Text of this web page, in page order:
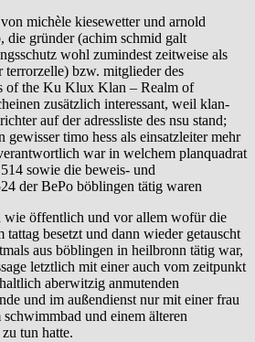
michèle kiesewetter und arnold
die gründer (achim schmid galt
wohl zumindest zeitweise als
terrorzelle) bzw. mitglieder des
of the Ku Klux Klan – Realm of
zusätzlich interessant, weil klan-
auf der adressliste des nsu stand;
gewisser timo hess als einsatzleiter mehr
war in welchem planquadrat
sowie die beweis- und
der BePo böblingen tätig waren
wie öffentlich und vor allem wofür die
tattag besetzt und dann wieder getauscht
aus böblingen in heilbronn tätig war,
letztlich mit einer auch vom zeitpunkt
aberwitzig anmutenden
und im außendienst nur mit einer frau
und einem älteren
tun hatte.